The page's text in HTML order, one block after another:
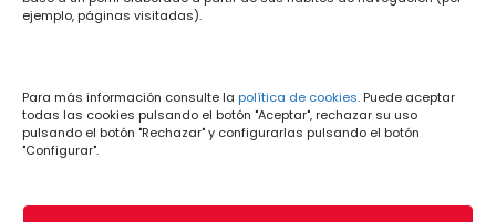
ejemplo, páginas visitadas).
Para más información consulte la política de cookies. Puede aceptar
todas las cookies pulsando el botón "Aceptar", rechazar su uso
pulsando el botón "Rechazar" y configurarlas pulsando el botón
"Configurar".